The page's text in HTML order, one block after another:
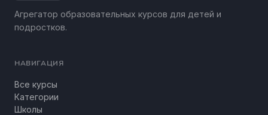
Агрегатор образовательных курсов для детей и
подростков.
НАВИГАЦИЯ
Все курсы
Категории
Школы